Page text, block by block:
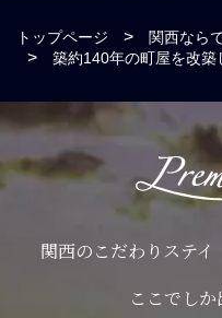
トップページ
関西なら
築約140年の町屋を改築
関西のこだわりステイ
ここでし